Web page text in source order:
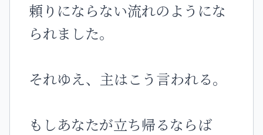
頼りにならない流れのようにな
られました。
それゆえ、主はこう言われる。
もしあなたが立ち帰るならば